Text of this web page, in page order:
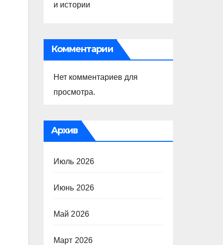
и истории
Комментарии
Нет комментариев для
просмотра.
Архив
Июль 2026
Июнь 2026
Май 2026
Март 2026